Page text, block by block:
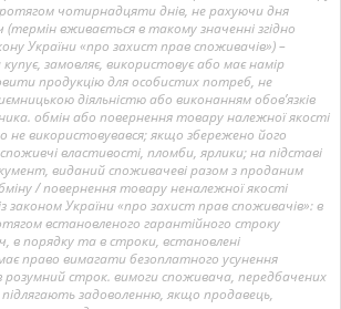
чотирнадцяти днів, не рахуючи дня
вживається в такому значенні згідно
України «про захист прав споживачів») –
замовляє, використовує або має намір
продукцію для особистих потреб, не
діяльністю або виконанням обов’язків
обмін або повернення товару належної якості
не використовувався; якщо збережено його
властивості, пломби, ярлики; на підставі
виданий споживачеві разом з проданим
/ повернення товару неналежної якості
законом України «про захист прав споживачів»: в
встановленого гарантійного строку
в порядку та в строки, встановлені
право вимагати безоплатного усунення
розумний строк. вимоги споживача, передбачених
задоволенню, якщо продавець,